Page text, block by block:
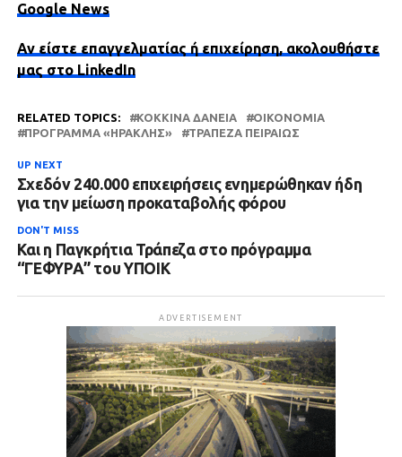
Google News
Αν είστε επαγγελματίας ή επιχείρηση, ακολουθήστε
μας στο LinkedIn
RELATED TOPICS: ΚΌΚΚΙΝΑ ΔΆΝΕΙΑ
ΟΙΚΟΝΟΜΊΑ
ΠΡΌΓΡΑΜΜΑ «ΗΡΑΚΛΗΣ»
ΤΡΆΠΕΖΑ ΠΕΙΡΑΙΏΣ
UP NEXT
Σχεδόν 240.000 επιχειρήσεις ενημερώθηκαν ήδη
για την μείωση προκαταβολής φόρου
DON'T MISS
Και η Παγκρήτια Τράπεζα στο πρόγραμμα
“ΓΕΦΥΡΑ” του ΥΠΟΙΚ
ADVERTISEMENT